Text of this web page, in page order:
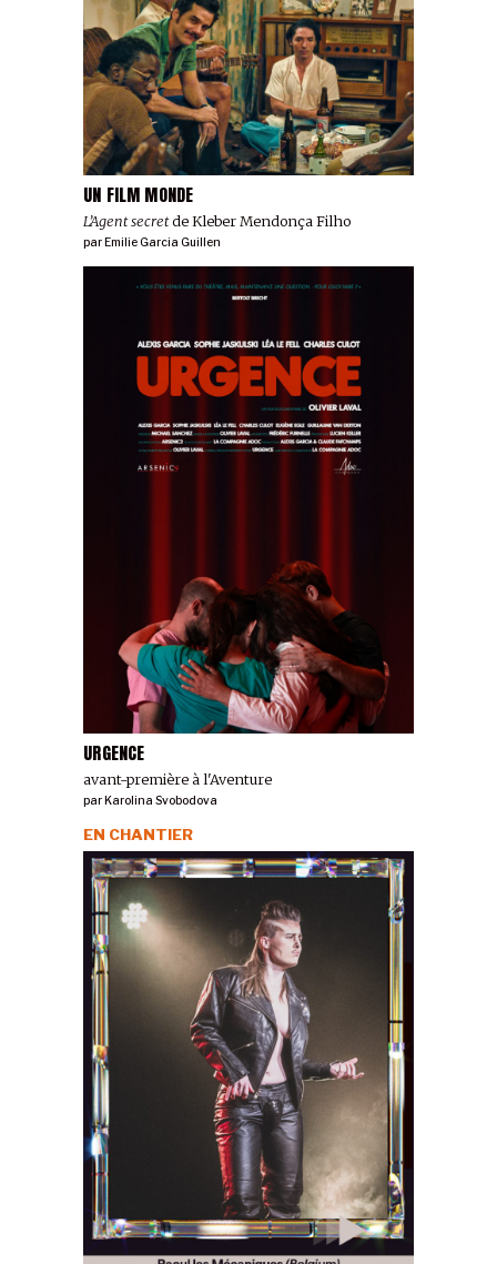
UN FILM MONDE
L’Agent secretde Kleber Mendonça Filho
par Emilie Garcia Guillen
URGENCE
avant-première à l'Aventure
par Karolina Svobodova
EN CHANTIER